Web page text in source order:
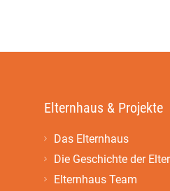
Elternhaus & Projekte
Das Elternhaus
Die Geschichte der
Elternhaus Team